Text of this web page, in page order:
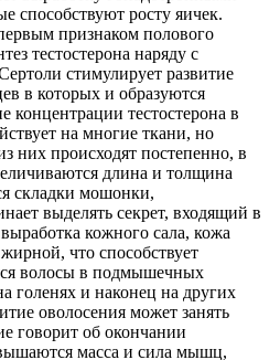
способствуют росту яичек.
признаком полового
тестостерона наряду с
стимулирует развитие
в которых и образуются
тестостерона в
на многие ткани, но
них происходят постепенно, в
длина и толщина
складки мошонки,
выделять секрет, входящий в
кожного сала, кожа
что способствует
волосы в подмышечных
голенях и наконец на других
оволосения может занять
говорит об окончании
масса и сила мышц,